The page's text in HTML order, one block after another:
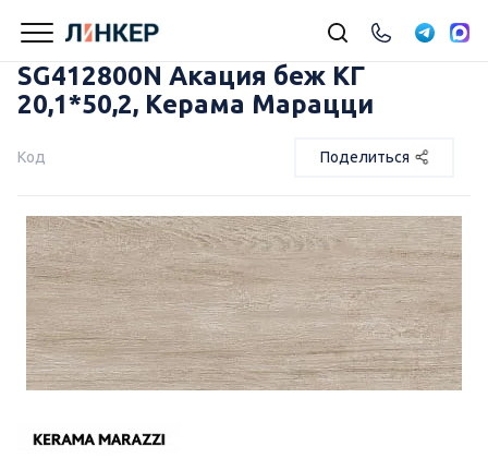
SG412800N Акация беж КГ
20,1*50,2, Керама Марацци
Код Поделиться